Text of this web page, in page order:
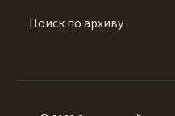
Поиск по архиву